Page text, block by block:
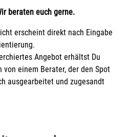
beraten euch gerne.
erscheint direkt nach Eingabe
Angebot erhältst Du
von einem Berater, der den Spot
ausgearbeitet und zugesandt